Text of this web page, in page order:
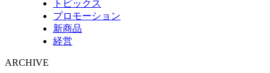
トピックス
プロモーション
新商品
経営
ARCHIVE